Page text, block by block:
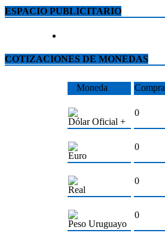
ESPACIO PUBLICITARIO
COTIZACIONES DE MONEDAS
Moneda Compra
Dólar Oficial +
0
Euro
0
Real
0
Peso Uruguayo
0